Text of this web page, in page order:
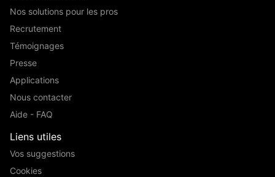
Nos solutions pour les pros
Recrutement
Témoignages
Presse
Applications
Nous contacter
Aide - FAQ
Liens utiles
Vos suggestions
Cookies